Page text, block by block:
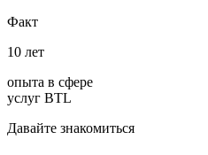
Факт
10 лет
опыта в сфере
услуг BTL
Давайте знакомиться